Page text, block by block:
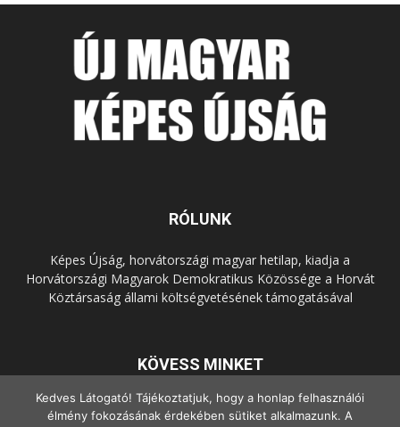
RÓLUNK
Képes Újság, horvátországi magyar hetilap, kiadja a
Horvátországi Magyarok Demokratikus Közössége a Horvát
Köztársaság állami költségvetésének támogatásával
KÖVESS MINKET
Kedves Látogató! Tájékoztatjuk, hogy a honlap felhasználói
élmény fokozásának érdekében sütiket alkalmazunk. A